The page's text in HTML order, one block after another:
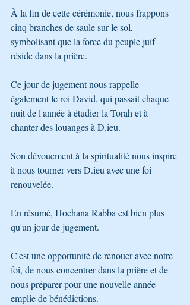
À la fin de cette cérémonie, nous frappons
cinq branches de saule sur le sol,
symbolisant que la force du peuple juif
réside dans la prière.
Ce jour de jugement nous rappelle
également le roi David, qui passait chaque
nuit de l'année à étudier la Torah et à
chanter des louanges à D.ieu.
Son dévouement à la spiritualité nous inspire
à nous tourner vers D.ieu avec une foi
renouvelée.
En résumé, Hochana Rabba est bien plus
qu'un jour de jugement.
C'est une opportunité de renouer avec notre
foi, de nous concentrer dans la prière et de
nous préparer pour une nouvelle année
emplie de bénédictions.